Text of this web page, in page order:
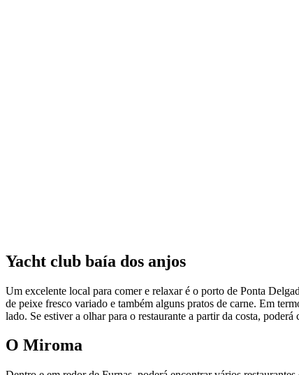
Yacht club baía dos anjos
Um excelente local para comer e relaxar é o porto de Ponta
de peixe fresco variado e também alguns pratos de carne. Em
lado. Se estiver a olhar para o restaurante a partir da costa,
O Miroma